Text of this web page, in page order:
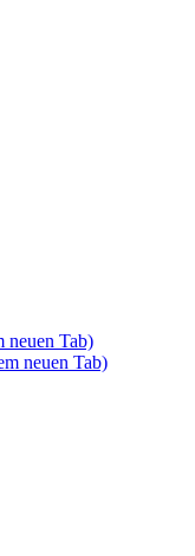
neuen Tab)
neuen Tab)